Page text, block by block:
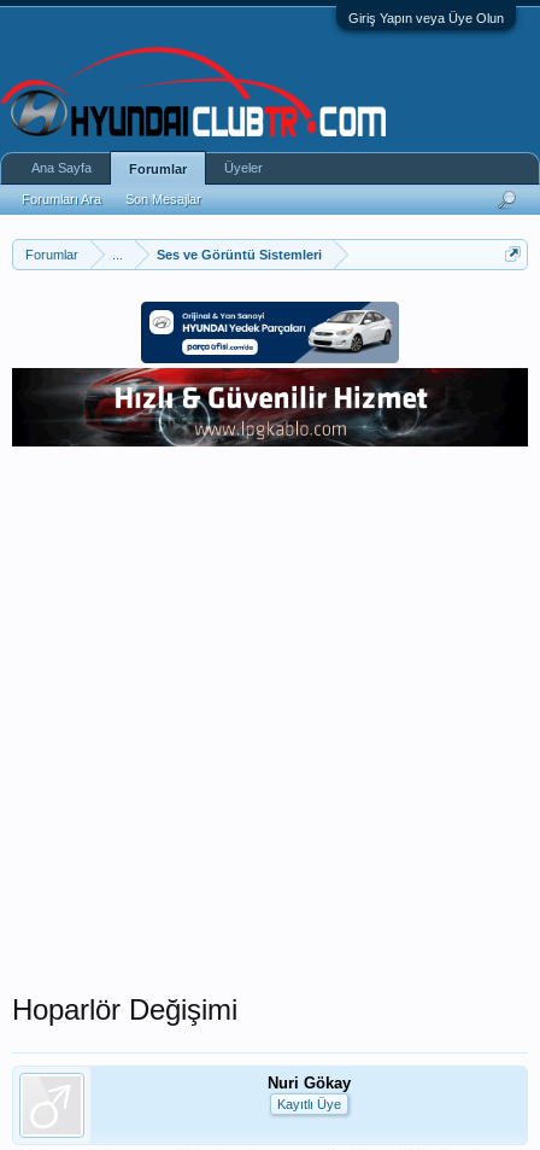
Giriş Yapın veya Üye Olun
Forumlar Ses ve Görüntü Sistemleri
Hoparlör Değişimi
Nuri Gökay
Kayıtlı Üye
Ana Sayfa Forumlar
Forumları Ara Son Mesajlar
Üyeler